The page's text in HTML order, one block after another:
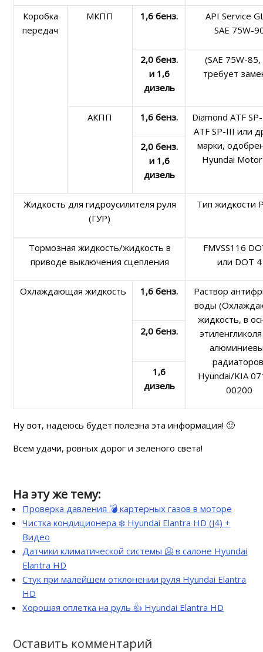
Коробка
передач
МКПП 1,6 бенз.
API Service
SAE 75W-
2,0 бенз.
и 1,6
дизель
(SAE 75W-
требует
АКПП 1,6 бенз.
Diamond ATF
ATF SP-III или
марки,
Hyundai Motor
2,0 бенз.
и 1,6
дизель
Жидкость для гидроусилителя руля
(ГУР)
Тип жидкости
Тормозная жидкость/жидкость в
приводе выключения сцепления
FMVSS116
или DOT 4
Охлаждающая жидкость 1,6 бенз.
Раствор
воды
жидкость, в
Hyundai/KIA
00200
2,0 бенз.
1,6
дизель
Ну вот, надеюсь будет полезна эта информация! 🙂
Всем удачи, ровных дорог и зеленого света!
На эту же тему:
Проверка давления 💣 картерных газов в моторе
Чистка кондиционера ❄️ Hyundai Elantra HD (J4) +
Видео
Датчики климатической системы 🥶 в салоне Hyundai
Elantra HD
Стук при малейшем отклонении руля Hyundai Elantra
HD
Хорошая оплетка на руль 👍 Hyundai Elantra HD
Оставить комментарий